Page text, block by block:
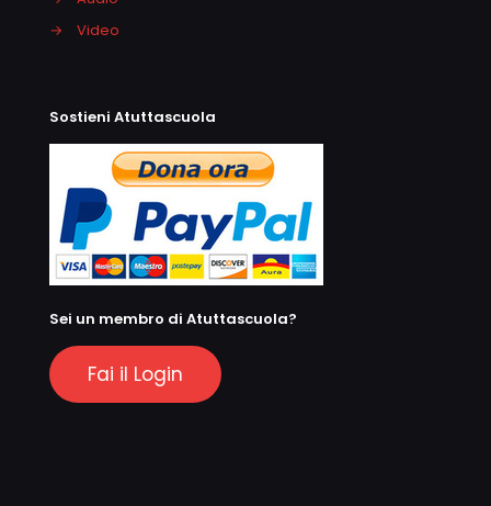
→
Video
Sostieni Atuttascuola
Sei un membro di Atuttascuola?
Fai il Login